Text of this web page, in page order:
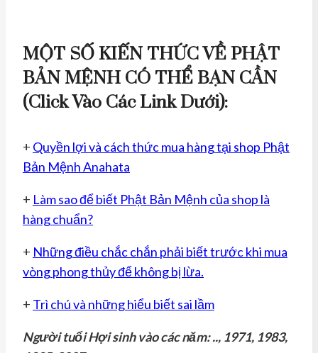
MỘT SỐ KIẾN THỨC VỀ PHẬT
BẢN MỆNH CÓ THỂ BẠN CẦN
(click Vào Các Link Dưới):
+ Quyền lợi và cách thức mua hàng tại shop Phật
Bản Mệnh Anahata
+ Làm sao để biết Phật Bản Mệnh của shop là
hàng chuẩn?
+ Những điều chắc chắn phải biết trước khi mua
vòng phong thủy để không bị lừa.
+ Trì chú và những hiểu biết sai lầm
Người tuổi Hợi sinh vào các năm: .., 1971, 1983,